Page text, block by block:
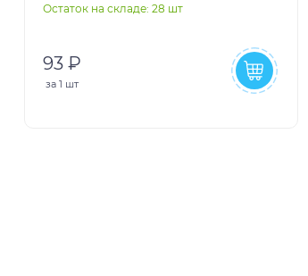
контейнером, в
Остаток на складе: 28 шт
93 ₽
за 1 шт